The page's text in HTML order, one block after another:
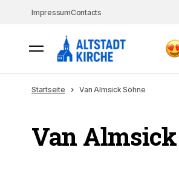
ImpressumContacts
Startseite Van Almsick Söhne
Van